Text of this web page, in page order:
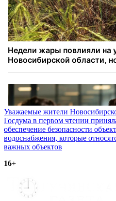
Навигация
по
записям
Уважаемые жители
Госдума в первом чтении
обеспечение безопасности
водоснабжения, которые
важных объектов
16+